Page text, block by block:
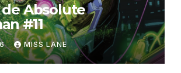
de Absolute
#11
MISS LANE